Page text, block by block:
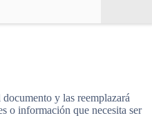
y las reemplazará
o información que necesita ser